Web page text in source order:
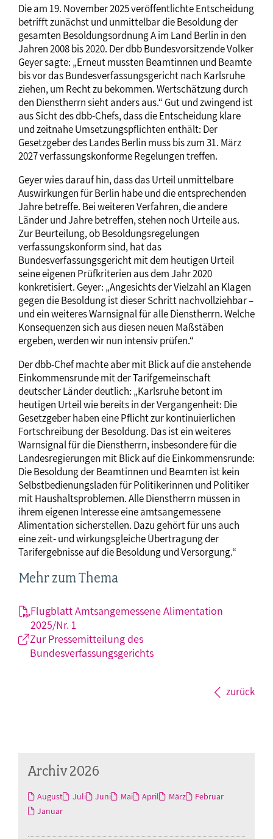
Die am 19. November 2025 veröffentlichte Entscheidung
betrifft zunächst und unmittelbar die Besoldung der
gesamten Besoldungsordnung A im Land Berlin in den
Jahren 2008 bis 2020. Der dbb Bundesvorsitzende Volker
Geyer sagte: „Erneut mussten Beamtinnen und Beamte
bis vor das Bundesverfassungsgericht nach Karlsruhe
ziehen, um Recht zu bekommen. Wertschätzung durch
den Dienstherrn sieht anders aus.“ Gut und zwingend ist
aus Sicht des dbb-Chefs, dass die Entscheidung klare
und zeitnahe Umsetzungspflichten enthält: Der
Gesetzgeber des Landes Berlin muss bis zum 31. März
2027 verfassungskonforme Regelungen treffen.
Geyer wies darauf hin, dass das Urteil unmittelbare
Auswirkungen für Berlin habe und die entsprechenden
Jahre betreffe. Bei weiteren Verfahren, die andere
Länder und Jahre betreffen, stehen noch Urteile aus.
Zur Beurteilung, ob Besoldungsregelungen
verfassungskonform sind, hat das
Bundesverfassungsgericht mit dem heutigen Urteil
seine eigenen Prüfkriterien aus dem Jahr 2020
konkretisiert. Geyer: „Angesichts der Vielzahl an Klagen
gegen die Besoldung ist dieser Schritt nachvollziehbar –
und ein weiteres Warnsignal für alle Dienstherrn. Welche
Konsequenzen sich aus diesen neuen Maßstäben
ergeben, werden wir nun intensiv prüfen.“
Der dbb-Chef machte aber mit Blick auf die anstehende
Einkommensrunde mit der Tarifgemeinschaft
deutscher Länder deutlich: „Karlsruhe betont im
heutigen Urteil wie bereits in der Vergangenheit: Die
Gesetzgeber haben eine Pflicht zur kontinuierlichen
Fortschreibung der Besoldung. Das ist ein weiteres
Warnsignal für die Dienstherrn, insbesondere für die
Landesregierungen mit Blick auf die Einkommensrunde:
Die Besoldung der Beamtinnen und Beamten ist kein
Selbstbedienungsladen für Politikerinnen und Politiker
mit Haushaltsproblemen. Alle Dienstherrn müssen in
ihrem eigenen Interesse eine amtsangemessene
Alimentation sicherstellen. Dazu gehört für uns auch
eine zeit- und wirkungsgleiche Übertragung der
Tarifergebnisse auf die Besoldung und Versorgung.“
Mehr zum Thema
Flugblatt Amtsangemessene Alimentation
2025/Nr. 1
Zur Pressemitteilung des
Bundesverfassungsgerichts
zurück
Archiv 2026
August Juli Juni Mai April März
Februar
Januar